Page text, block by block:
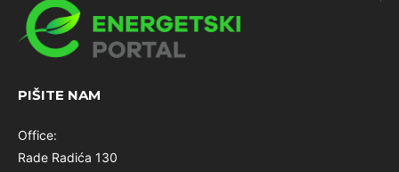
PIŠITE NAM
Office:
Rade Radića 130